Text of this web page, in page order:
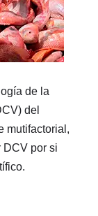
de la
del
mutifactorial,
DCV por si